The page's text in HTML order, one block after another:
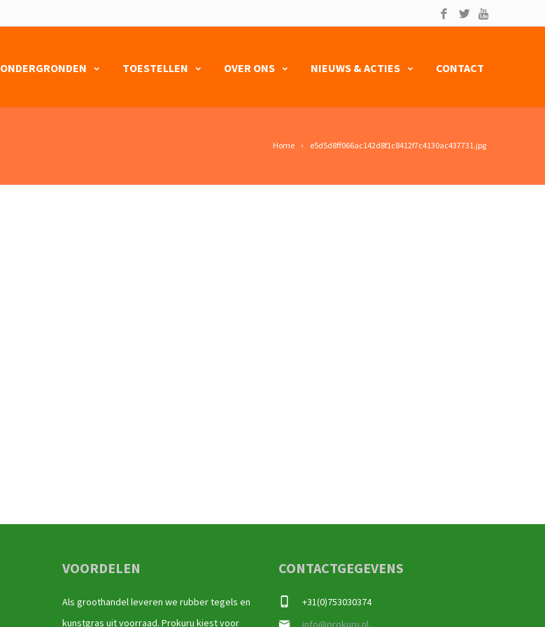
ONDERGRONDEN TOESTELLEN OVER ONS NIEUWS & ACTIES CONTACT
Home e5d5d8ff066ac142d8f1c8412f7c4130ac437731.jpg
VOORDELEN
Als groothandel leveren we rubber tegels en
kunstgras uit voorraad. Prokuru kiest voor
CONTACTGEGEVENS
+31(0)753030374
info@prokuru.nl,